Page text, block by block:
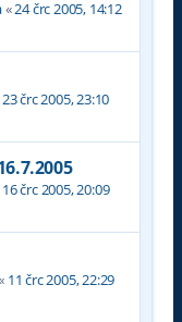
«24 črc 2005, 14:12
23 črc 2005, 23:10
16 črc 2005, 20:09
11 črc 2005, 22:29